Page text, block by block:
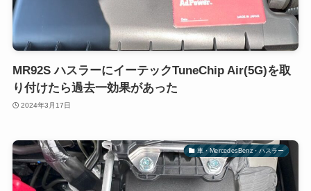
MR92S ハスラーにイーテックTuneChip Air(5G)を取
り付けたら過去一効果があった
2024年3月17日
車・MercedesBenz・ハスラー